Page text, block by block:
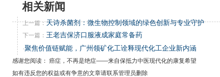
相关新闻
上一篇：天诗杀菌剂：微生物控制领域的绿色创新与专业守护
下一篇： 王老吉保济口服液成家庭常备药
·聚焦价值链赋能，广州领矿化工诠释现代化工企业新内涵
感谢您阅读： 癌症，不再是绝症——来自保抵力中医现代化的康复希望
如有违反您的权益或有争意的文章请联系管理员删除